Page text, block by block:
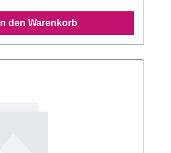
In den Warenkorb